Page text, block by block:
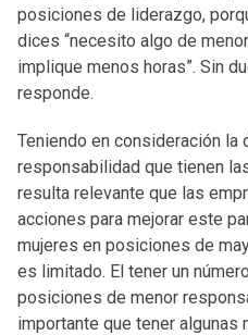
posiciones de liderazgo,
dices “necesito algo de
implique menos horas”. Sin
responde.
Teniendo en consideración la
responsabilidad que tienen
resulta relevante que las
acciones para mejorar este
mujeres en posiciones de
es limitado. El tener un
posiciones de menor
importante que tener